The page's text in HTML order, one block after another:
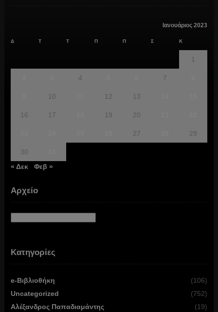
Ιανουάριος 2023
Δ Τ Τ Π Π Σ Κ
1
4 7
10 12 13
16 17 19 20
27 29
30
« Δεκ
Φεβ »
Αρχείο
Κατηγορίες
e-Βιβλιοθήκη
(106)
Uncategorized
(752)
Αλέξανδρος Παπαδιαμάντης
(19)